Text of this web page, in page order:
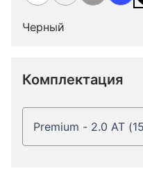
Черный
Комплектация
Premium - 2.0 AT